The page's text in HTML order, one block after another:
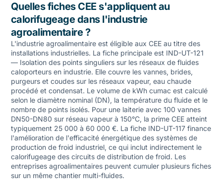
Quelles fiches CEE s'appliquent au
calorifugeage dans l'industrie
agroalimentaire ?
L'industrie agroalimentaire est éligible aux CEE au titre des
installations industrielles. La fiche principale est IND-UT-121
— Isolation des points singuliers sur les réseaux de fluides
caloporteurs en industrie. Elle couvre les vannes, brides,
purgeurs et coudes sur les réseaux vapeur, eau chaude
procédé et condensat. Le volume de kWh cumac est calculé
selon le diamètre nominal (DN), la température du fluide et le
nombre de points isolés. Pour une laiterie avec 100 vannes
DN50-DN80 sur réseau vapeur à 150°C, la prime CEE atteint
typiquement 25 000 à 60 000 €. La fiche IND-UT-117 finance
l'amélioration de l'efficacité énergétique des systèmes de
production de froid industriel, ce qui inclut indirectement le
calorifugeage des circuits de distribution de froid. Les
entreprises agroalimentaires peuvent cumuler plusieurs fiches
sur un même chantier multi-fluides.